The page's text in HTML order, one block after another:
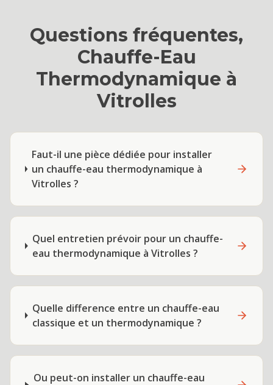
Questions fréquentes,
Chauffe-Eau
Thermodynamique à
Vitrolles
Faut-il une pièce dédiée pour installer
un chauffe-eau thermodynamique à
Vitrolles ?
Quel entretien prévoir pour un chauffe-
eau thermodynamique à Vitrolles ?
Quelle difference entre un chauffe-eau
classique et un thermodynamique ?
Ou peut-on installer un chauffe-eau